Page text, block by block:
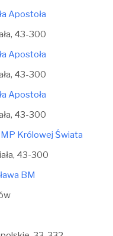
Apostoła
43-300
Apostoła
43-300
Apostoła
43-300
Królowej Świata
43-300
BM